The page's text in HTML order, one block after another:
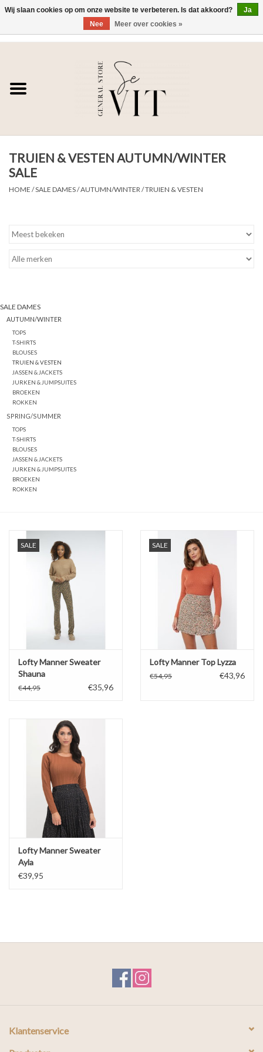
SE VIT
HEREN
WONEN
SALE HEREN
TRUIEN & VESTEN AUTUMN/WINTER
SALE
HOME /SALE DAMES/AUTUMN/WINTER /TRUIEN & VESTEN
SALE DAMES
AUTUMN/WINTER
TOPS
T-SHIRTS
BLOUSES
TRUIEN & VESTEN
JASSEN & JACKETS
JURKEN & JUMPSUITES
BROEKEN
ROKKEN
SPRING/SUMMER
TOPS
T-SHIRTS
BLOUSES
JASSEN & JACKETS
JURKEN & JUMPSUITES
BROEKEN
ROKKEN
SALE
Lofty Manner Sweater
Shauna
€44,95 €35,96
SALE
Lofty Manner Top Lyzza
€54,95 €43,96
Lofty Manner Sweater
Ayla
€39,95
Klantenservice
Wij slaan cookies op om onze website te verbeteren. Is dat akkoord?
Ja
Nee
Meer over cookies »